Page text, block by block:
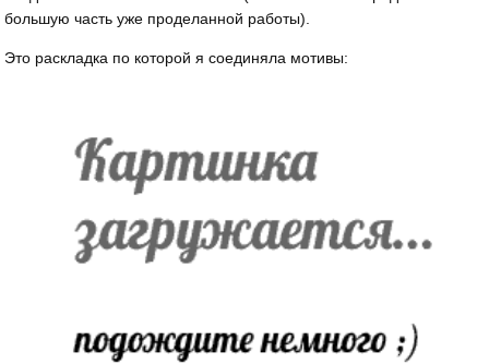
большую часть уже проделанной работы).
Это раскладка по которой я соединяла мотивы: